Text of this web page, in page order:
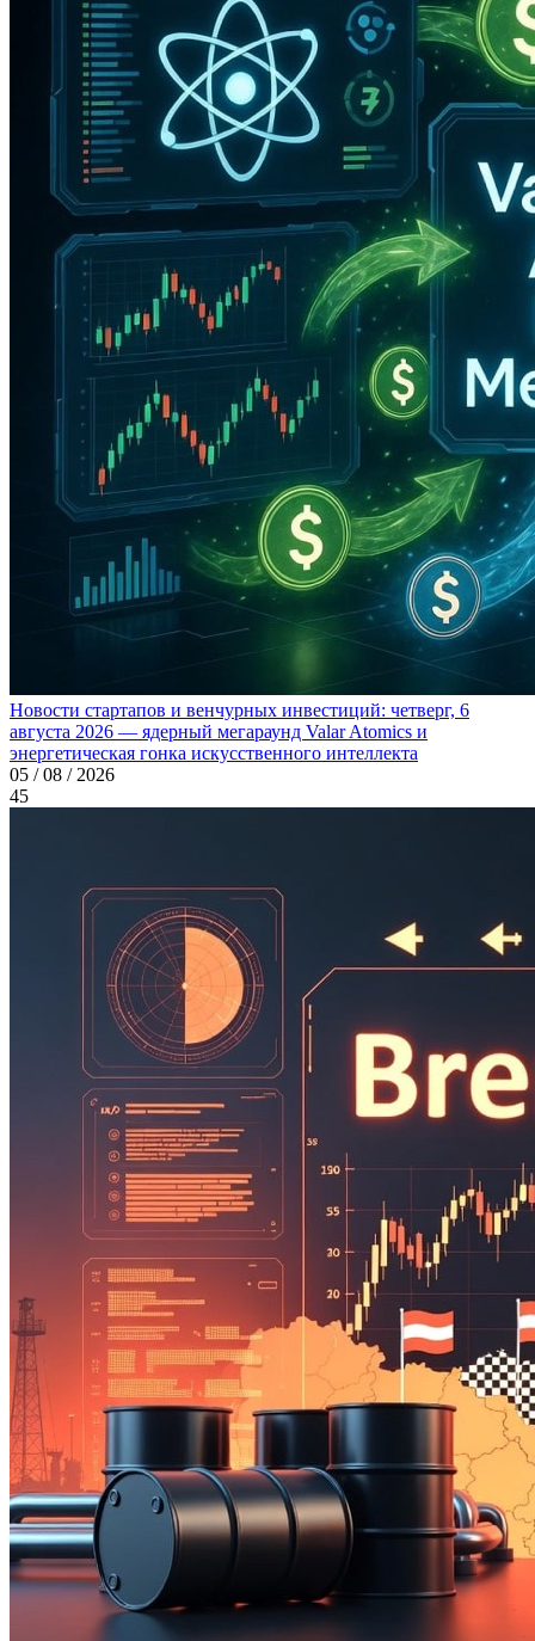
Новости стартапов и венчурных инвестиций: четверг, 6
августа 2026 — ядерный мегараунд Valar Atomics и
энергетическая гонка искусственного интеллекта
05 / 08 / 2026
45